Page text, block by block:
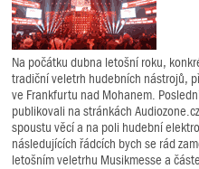
Na počátku dubna letošní roku,
tradiční veletrh hudebních nástrojů,
ve Frankfurtu nad Mohanem.
publikovali na stránkách
spoustu věcí a na poli hudební
následujících řádcích bych se rád
letošním veletrhu Musikmesse a